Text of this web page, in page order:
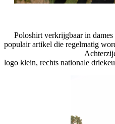
Poloshirt verkrijgbaar in dames
populair artikel die regelmatig
Achterzijde ons
logo klein, rechts nationale